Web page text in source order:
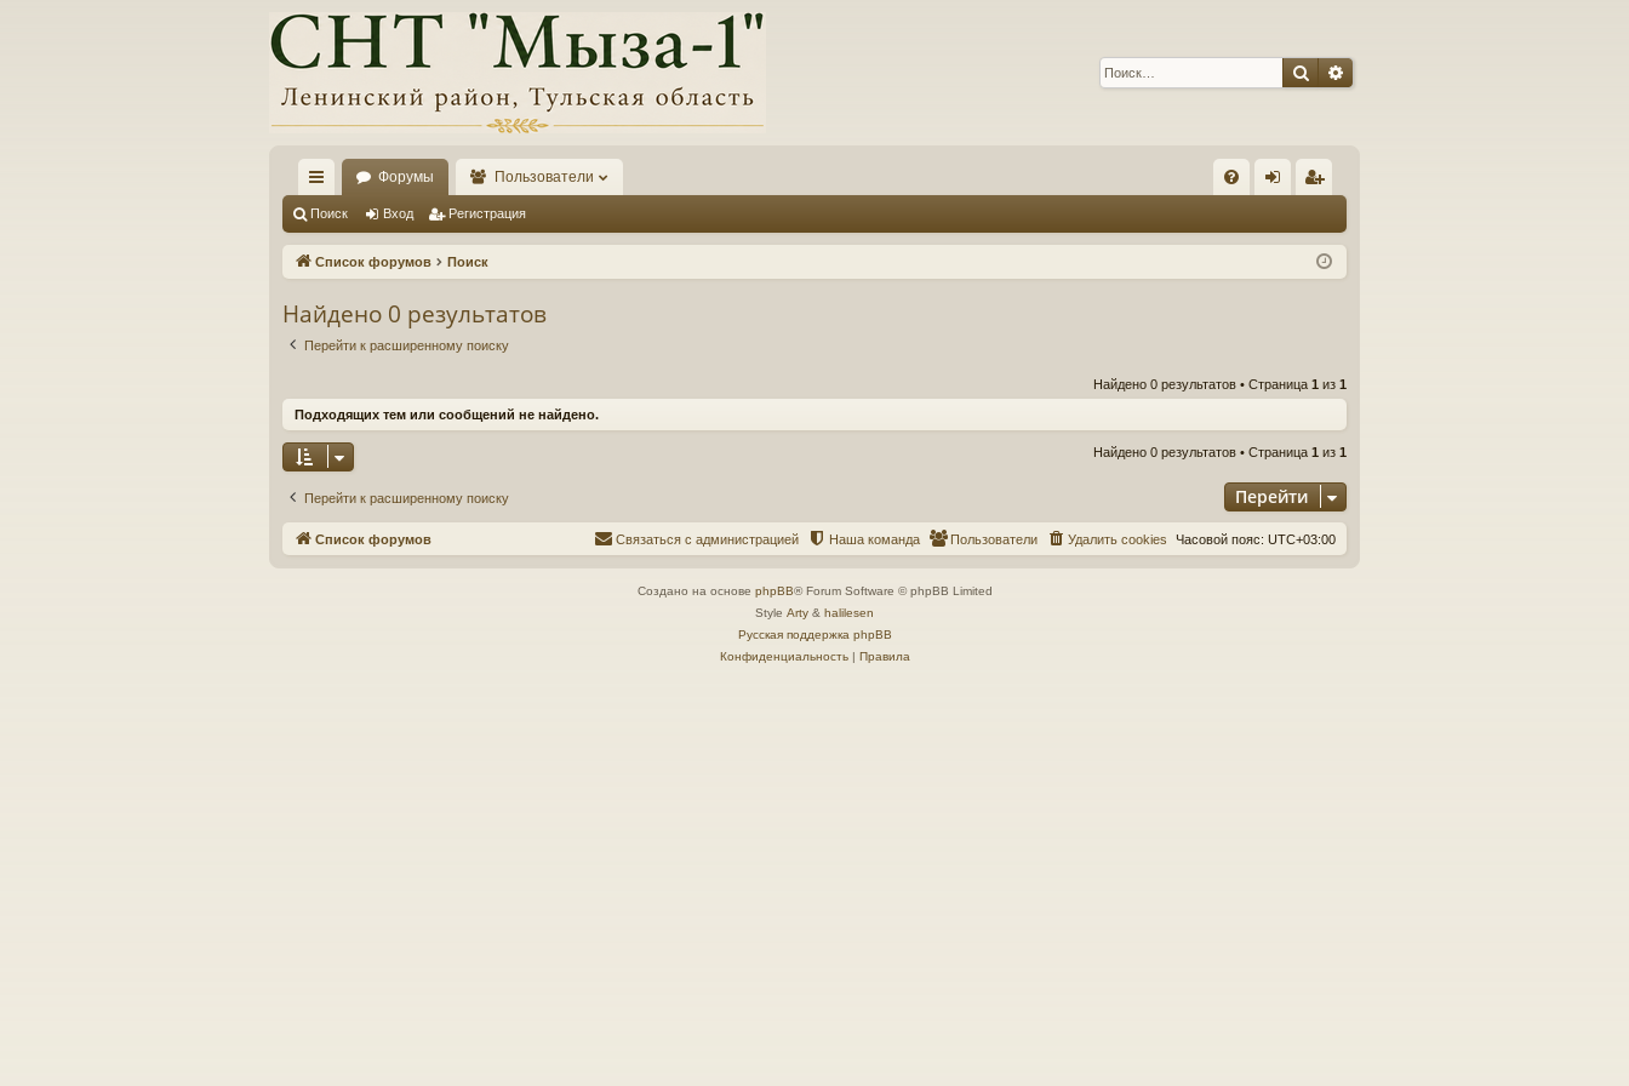
ПоискРасширенный поиск
с
ы
и
Форумы Пользователи
Q д ис
Поиск Вход Регистрация
Список форумов Поиск
Найдено 0 результатов
Перейти к расширенному поиску
Найдено 0 результатов • Страница 1 из 1
Подходящих тем или сообщений не найдено.
Найдено 0 результатов • Страница 1 из 1
Перейти к расширенному поиску Перейти
Список форумов Часовой пояс: UTC+03:00
Удалить cookies
Пользователи
Наша команда
Связаться с администрацией
Создано на основе phpBB® Forum Software © phpBB Limited
Style Arty & halilesen
Русская поддержка phpBB
Конфиденциальность| Правила